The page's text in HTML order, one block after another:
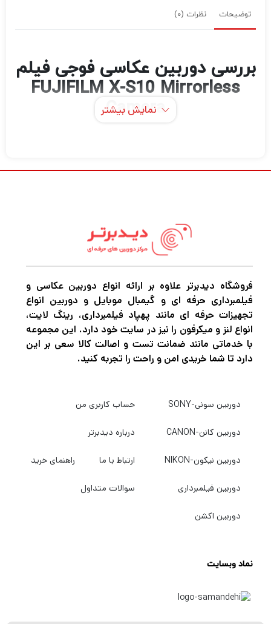
توضیحات نظرات (0)
بررسی دوربین عکاسی فوجی فیلم
FUJIFILM X-S10 Mirrorless
Camera
جمع و جور، مجموعه ای از ویژگی های بزرگ، یک
است. X-S10 با ارائه ویژگی‌های عکس و ویدیوی
قابل حمل، یک فرم قابل حمل را با ابزارهای مورد
نیاز برای تولید محتوای روزمره ترکیب می‌کند.
X-S10 با داشتن سنسور 26.1 مگاپیکسلی X-
Trans CMOS 4 در اندازه APS-C از عکسبرداری با
وضوح بالا، فیلمبرداری DCI/UHD 4K با سرعت 30
با کرکره مکانیکی طراحی BSI حسگر باعث کاهش
پاسخگویی بهبود یافته جفت شده است. طراحی
سنسور همچنین یک سیستم فوکوس خودکار
مکمل هر دو عکس و فیلم، یک سیستم
نمایش بیشتر
فروشگاه دیدبرتر علاوه بر ارائه انواع دوربین عکاسی و
فیلمبرداری حرفه ای و گیمبال موبایل و دوربین انواع
تجهیزات حرفه ای مانند پهپاد فیلمبرداری، رینگ لایت،
انواع لنز و میکرفون را نیز در سایت خود دارد. این مجموعه
با خدماتی مانند ضمانت تست و اصالت کالا سعی بر این
دارد تا شما خریدی امن و راحت را تجربه کنید.
دوربین سونی-SONY
دوربین کانن-CANON
دوربین نیکون-NIKON
دوربین فیلمبرداری
دوربین اکشن
حساب کاربری من
درباره دیدبرتر
ارتباط با ما راهنمای خرید
سوالات متداول
نماد وبسایت